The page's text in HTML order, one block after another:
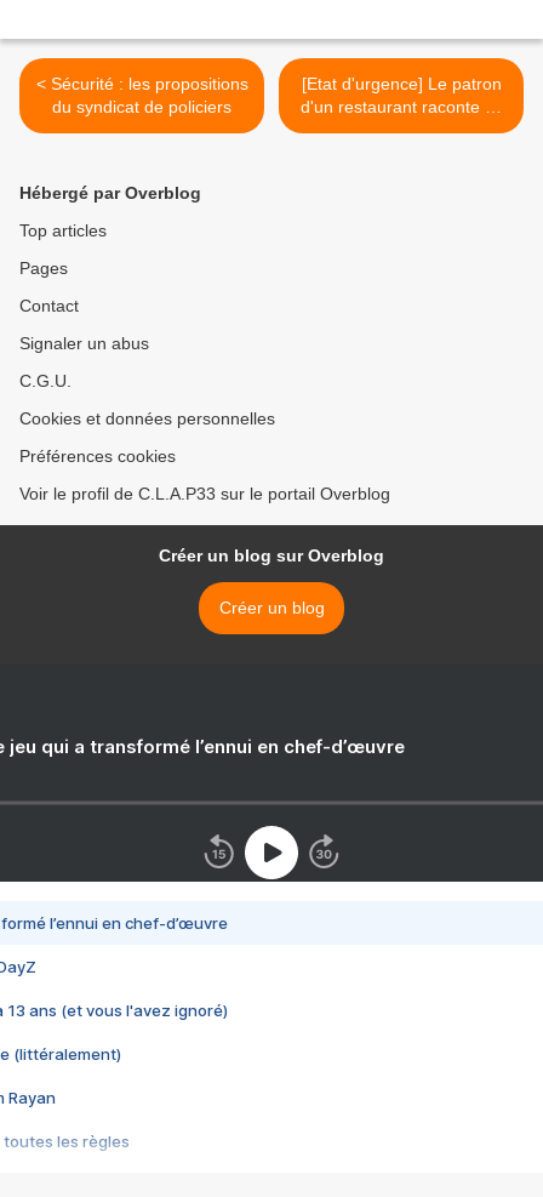
< Sécurité : les propositions
du syndicat de policiers
[Etat d'urgence] Le patron
d'un restaurant raconte sa
perquisition musclée >
Hébergé par Overblog
Top articles
Pages
Contact
Signaler un abus
C.G.U.
Cookies et données personnelles
Préférences cookies
Voir le profil de C.L.A.P33 sur le portail Overblog
Créer un blog sur Overblog
Créer un blog
jeu qui a transformé l’ennui en chef-d’œuvre
l’ennui en chef-d’œuvre
13 ans (et vous l'avez ignoré)
(littéralement)
Rayan
toutes les règles